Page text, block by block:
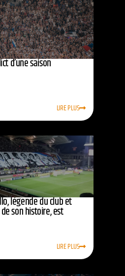
d’une saison
LIRE PLUS
légende du club et
son histoire, est
LIRE PLUS